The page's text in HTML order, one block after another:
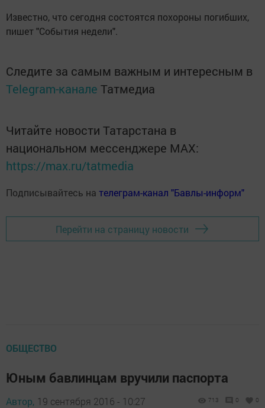
Известно, что сегодня состоятся похороны погибших,
пишет "События недели".
Следите за самым важным и интересным в
Telegram-канале Татмедиа
Читайте новости Татарстана в
национальном мессенджере MАХ:
https://max.ru/tatmedia
Подписывайтесь на телеграм-канал "Бавлы-информ"
Перейти на страницу новости
ОБЩЕСТВО
Юным бавлинцам вручили паспорта
Автор, 19 сентября 2016 - 10:27 713 0 0